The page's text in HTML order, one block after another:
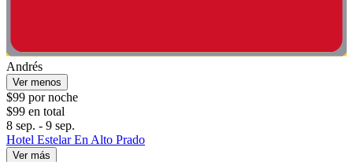
Andrés
Ver menos
$99 por noche
$99 en total
8 sep. - 9 sep.
Hotel Estelar En Alto Prado
Ver más